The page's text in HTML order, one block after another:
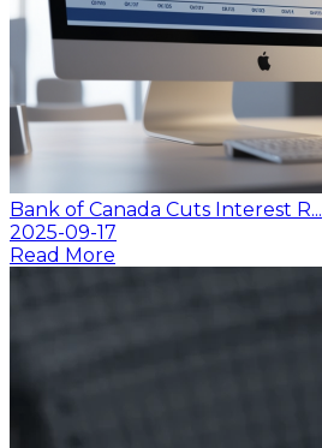
Bank of Canada Cuts Interest R...
2025-09-17
Read More